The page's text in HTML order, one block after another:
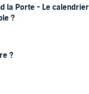
la Porte - Le calendrier
?
?
néanmoins M.
trés intéressante.